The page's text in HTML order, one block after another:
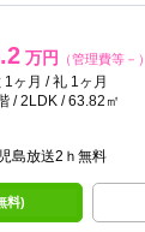
万円 （管理費等－）
1ヶ月 / 礼 1ヶ月
/ 2LDK / 63.82㎡
島放送2ｈ無料
料)